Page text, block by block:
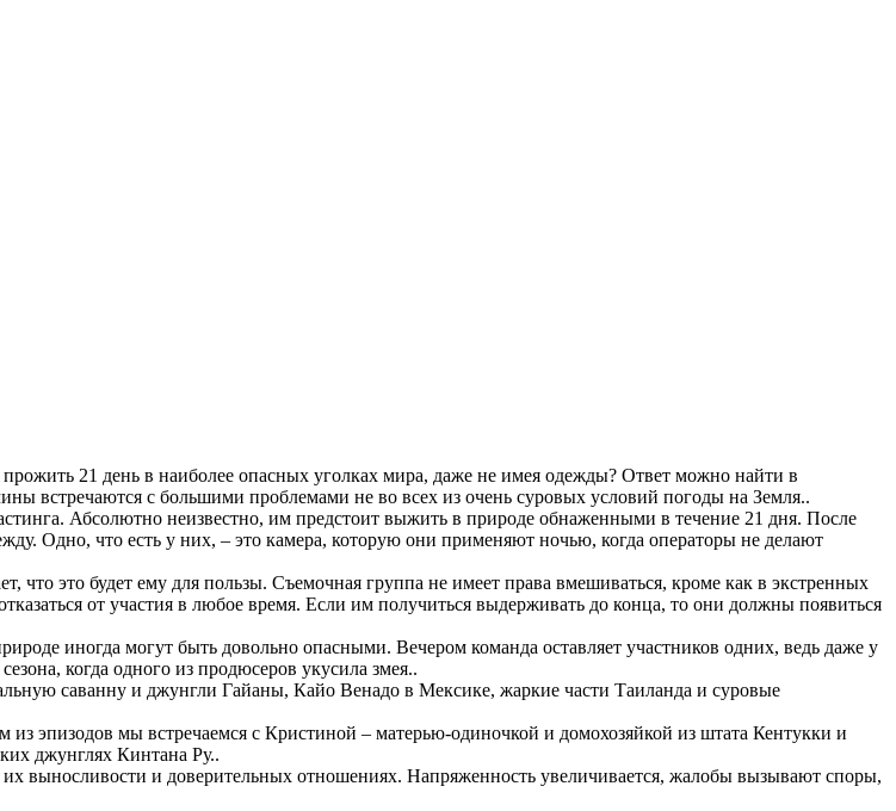
21 день в наиболее опасных уголках мира, даже не имея одежды? Ответ можно найти в
с большими проблемами не во всех из очень суровых условий погоды на Земля..
Абсолютно неизвестно, им предстоит выжить в природе обнаженными в течение 21 дня. После
Одно, что есть у них, – это камера, которую они применяют ночью, когда операторы не делают
что это будет ему для пользы. Съемочная группа не имеет права вмешиваться, кроме как в экстренных
от участия в любое время. Если им получиться выдерживать до конца, то они должны появиться
иногда могут быть довольно опасными. Вечером команда оставляет участников одних, ведь даже у
когда одного из продюсеров укусила змея..
саванну и джунгли Гайаны, Кайо Венадо в Мексике, жаркие части Таиланда и суровые
из эпизодов мы встречаемся с Кристиной – матерью-одиночкой и домохозяйкой из штата Кентукки и
джунглях Кинтана Ру..
выносливости и доверительных отношениях. Напряженность увеличивается, жалобы вызывают споры,